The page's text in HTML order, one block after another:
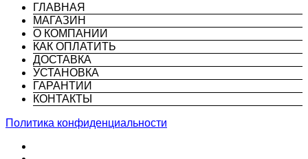
ГЛАВНАЯ
МАГАЗИН
О КОМПАНИИ
КАК ОПЛАТИТЬ
ДОСТАВКА
УСТАНОВКА
ГАРАНТИИ
КОНТАКТЫ
Политика конфиденциальности